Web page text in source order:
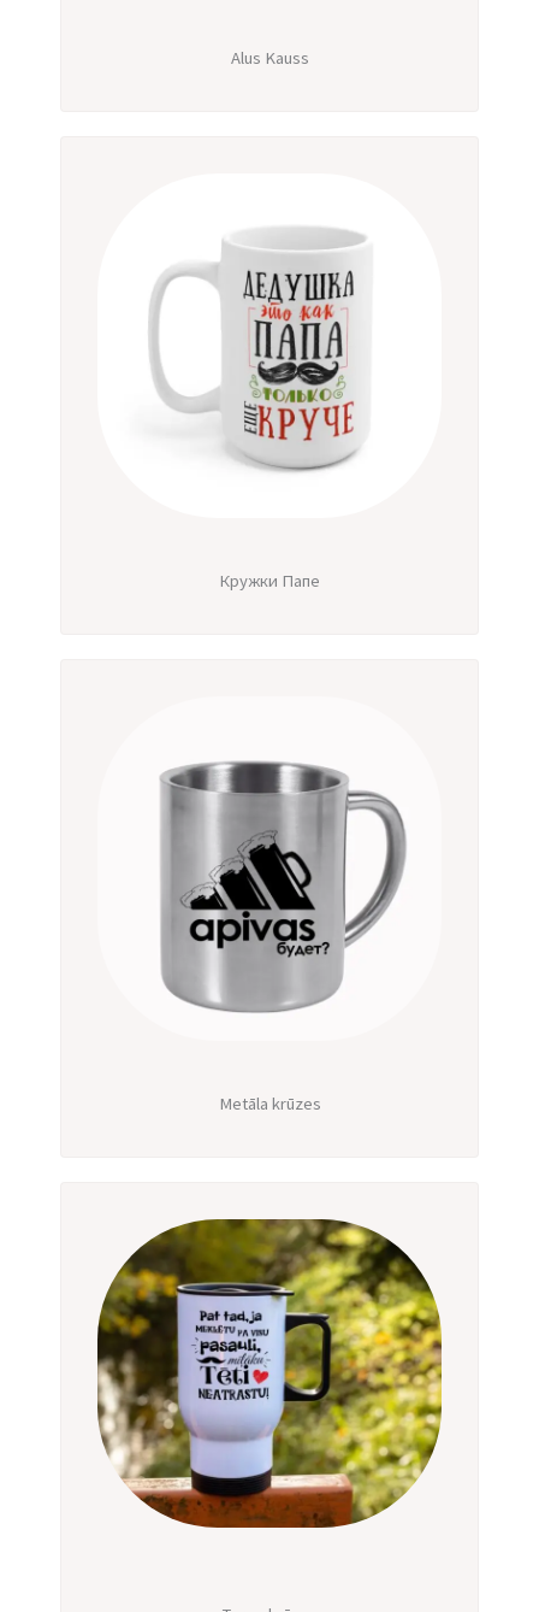
Alus Kauss
Кружки Папе
Metāla krūzes